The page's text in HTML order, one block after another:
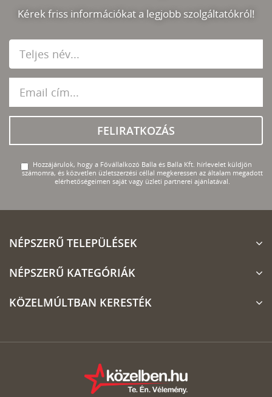
Kérek friss információkat a legjobb szolgáltatókról!
FELIRATKOZÁS
Hozzájárulok, hogy a Fővállalkozó Balla és Balla Kft. hírlevelet küldjön
számomra, és közvetlen üzletszerzési céllal megkeressen az általam megadott
elérhetőségeimen saját vagy üzleti partnerei ajánlatával.
NÉPSZERŰ TELEPÜLÉSEK
NÉPSZERŰ KATEGÓRIÁK
KÖZELMÚLTBAN KERESTÉK